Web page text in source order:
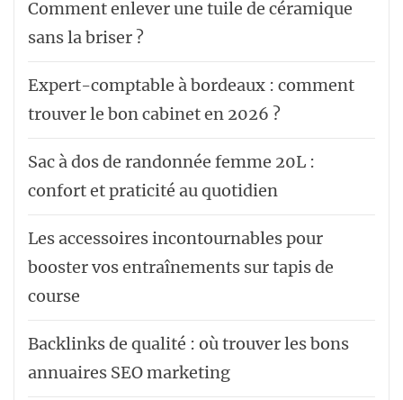
Comment enlever une tuile de céramique
sans la briser ?
Expert-comptable à bordeaux : comment
trouver le bon cabinet en 2026 ?
Sac à dos de randonnée femme 20L :
confort et praticité au quotidien
Les accessoires incontournables pour
booster vos entraînements sur tapis de
course
Backlinks de qualité : où trouver les bons
annuaires SEO marketing